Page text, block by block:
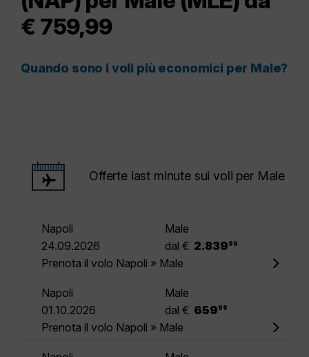
€ 759,99
Quando sono i voli più economici per Male?
Offerte last minute sui voli per Male
Napoli
Male
24.09.2026
dal € 2.839 99
Prenota il volo Napoli » Male
Napoli
Male
01.10.2026
dal € 659 99
Prenota il volo Napoli » Male